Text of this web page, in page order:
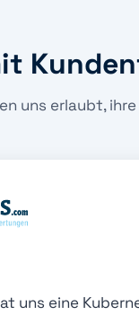
uns erlaubt,
uns eine